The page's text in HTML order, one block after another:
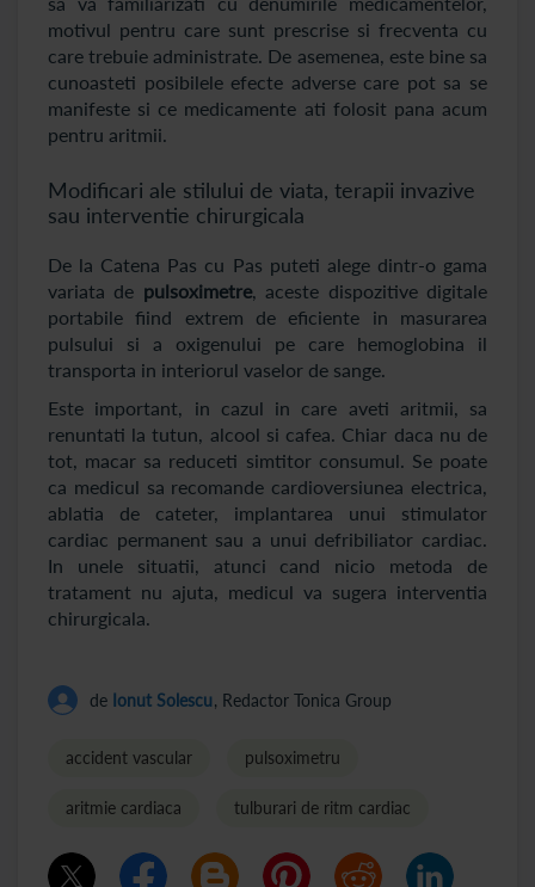
motivul pentru care sunt prescrise si frecventa cu
care trebuie administrate. De asemenea, este bine sa
cunoasteti posibilele efecte adverse care pot sa se
manifeste si ce medicamente ati folosit pana acum
pentru aritmii.
Modificari ale stilului de viata, terapii invazive
sau interventie chirurgicala
De la Catena Pas cu Pas puteti alege dintr-o gama
variata de pulsoximetre, aceste dispozitive digitale
portabile fiind extrem de eficiente in masurarea
pulsului si a oxigenului pe care hemoglobina il
transporta in interiorul vaselor de sange.
Este important, in cazul in care aveti aritmii, sa
renuntati la tutun, alcool si cafea. Chiar daca nu de
tot, macar sa reduceti simtitor consumul. Se poate
ca medicul sa recomande cardioversiunea electrica,
ablatia de cateter, implantarea unui stimulator
cardiac permanent sau a unui defribiliator cardiac.
In unele situatii, atunci cand nicio metoda de
tratament nu ajuta, medicul va sugera interventia
chirurgicala.
de Ionut Solescu, Redactor Tonica Group
accident vascular pulsoximetru
aritmie cardiaca tulburari de ritm cardiac